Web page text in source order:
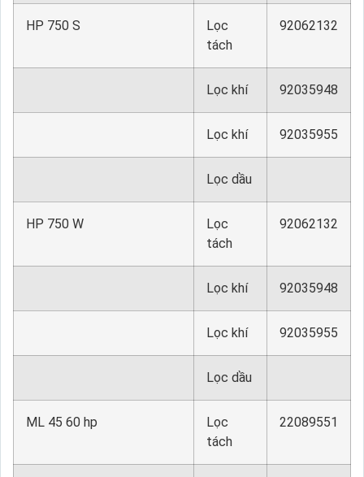
HP 750 S
Lọc
tách
92062132
Lọc khí 92035948
Lọc khí 92035955
Lọc dầu
HP 750 W
Lọc
tách
92062132
Lọc khí 92035948
Lọc khí 92035955
Lọc dầu
ML 45 60 hp
Lọc
tách
22089551